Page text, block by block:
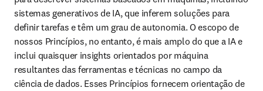
sistemas generativos de IA, que inferem soluções para
definir tarefas e têm um grau de autonomia. O escopo de
nossos Princípios, no entanto, é mais amplo do que a IA e
inclui quaisquer insights orientados por máquina
resultantes das ferramentas e técnicas no campo da
ciência de dados. Esses Princípios fornecem orientação de